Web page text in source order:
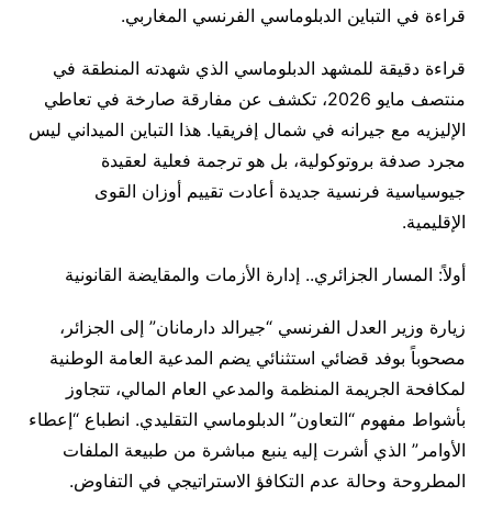
قراءة في التباين الدبلوماسي الفرنسي المغاربي.
قراءة دقيقة للمشهد الدبلوماسي الذي شهدته المنطقة في
منتصف مايو 2026، تكشف عن مفارقة صارخة في تعاطي
الإليزيه مع جيرانه في شمال إفريقيا. هذا التباين الميداني ليس
مجرد صدفة بروتوكولية، بل هو ترجمة فعلية لعقيدة
جيوسياسية فرنسية جديدة أعادت تقييم أوزان القوى
الإقليمية.
أولاً: المسار الجزائري.. إدارة الأزمات والمقايضة القانونية
زيارة وزير العدل الفرنسي “جيرالد دارمانان” إلى الجزائر،
مصحوباً بوفد قضائي استثنائي يضم المدعية العامة الوطنية
لمكافحة الجريمة المنظمة والمدعي العام المالي، تتجاوز
بأشواط مفهوم “التعاون” الدبلوماسي التقليدي. انطباع “إعطاء
الأوامر” الذي أشرت إليه ينبع مباشرة من طبيعة الملفات
المطروحة وحالة عدم التكافؤ الاستراتيجي في التفاوض.